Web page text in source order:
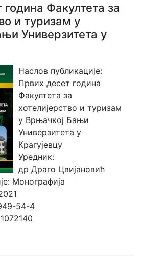
Факултета за
и туризам у
Универзитета у
Наслов публикације:
Првих десет година
Факултета за
хотелијерство и туризам
у Врњачкој Бањи
Универзитета у
Крагујевцу
Уредник:
др Драго Цвијановић
Монографија
54-4